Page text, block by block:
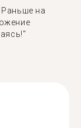
на